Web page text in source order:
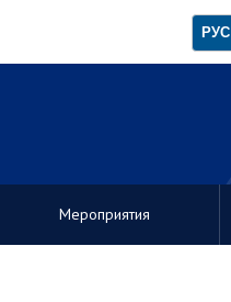
РУС
Мероприятия